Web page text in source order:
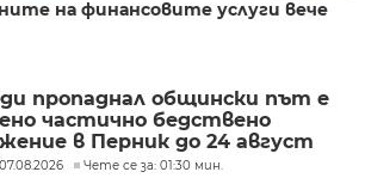
на финансовите услуги вече
пропаднал общински път е
частично бедствено
в Перник до 24 август
Чете се за: 01:30 мин.